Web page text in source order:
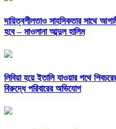
দায়িত্বশীলতাও সাহসিকতার সাথে
হবে – মাওলানা আব্দুল হালিম
লিবিয়া হয়ে ইতালি যাওয়ার পথে
বিরুদ্ধে পরিবারের অভিযোগ